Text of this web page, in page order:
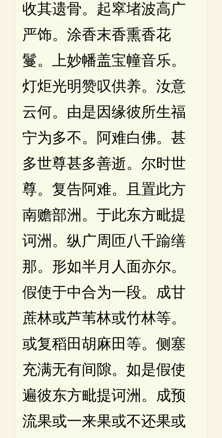
收其遗骨。起窣堵波高广
严饰。涂香末香熏香花
鬘。上妙幡盖宝幢音乐。
灯炬光明赞叹供养。汝意
云何。由是因缘彼所生福
宁为多不。阿难白佛。甚
多世尊甚多善逝。尔时世
尊。复告阿难。且置此方
南赡部洲。于此东方毗提
诃洲。纵广周匝八千踰缮
那。形如半月人面亦尔。
假使于中合为一段。成甘
蔗林或芦苇林或竹林等。
或复稻田胡麻田等。侧塞
充满无有间隙。如是假使
遍彼东方毗提诃洲。成预
流果或一来果或不还果或